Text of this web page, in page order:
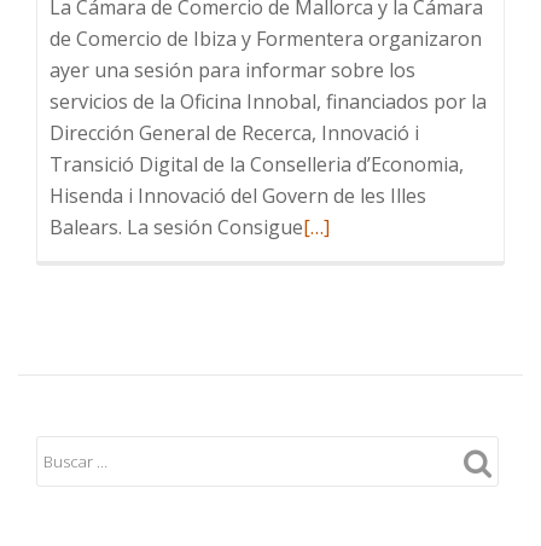
La Cámara de Comercio de Mallorca y la Cámara
de Comercio de Ibiza y Formentera organizaron
ayer una sesión para informar sobre los
servicios de la Oficina Innobal, financiados por la
Dirección General de Recerca, Innovació i
Transició Digital de la Conselleria d’Economia,
Hisenda i Innovació del Govern de les Illes
Balears. La sesión ConsigueLeer
asisten
la
[…]